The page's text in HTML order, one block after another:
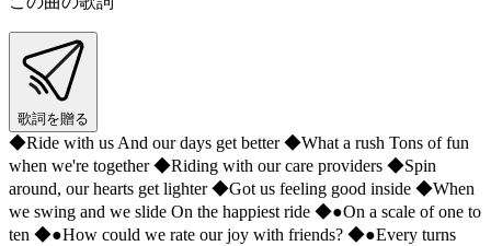
歌詞を贈る
◆Ride with us And our days get better ◆What a rush Tons of fun
when we're together ◆Riding with our care providers ◆Spin
around, our hearts get lighter ◆Got us feeling good inside ◆When
we swing and we slide On the happiest ride ◆●On a scale of one to
ten ◆●How could we rate our joy with friends? ◆●Every turns